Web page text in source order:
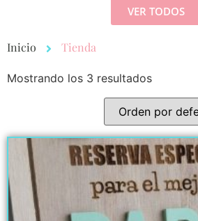
Inicio Tienda
Mostrando los 3 resultados
VER TODOS